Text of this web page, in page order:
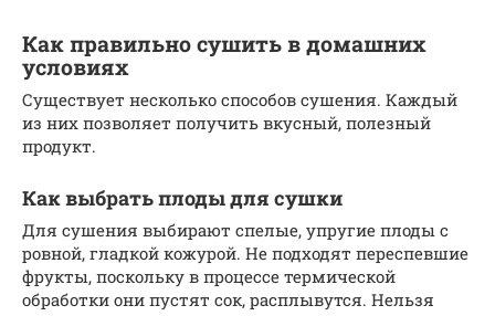
Как правильно сушить в домашних
условиях
Существует несколько способов сушения. Каждый
из них позволяет получить вкусный, полезный
продукт.
Как выбрать плоды для сушки
Для сушения выбирают спелые, упругие плоды с
ровной, гладкой кожурой. Не подходят переспевшие
фрукты, поскольку в процессе термической
обработки они пустят сок, расплывутся. Нельзя